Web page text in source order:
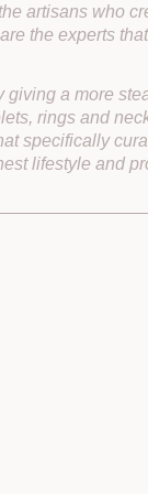
artisans who
the experts
giving a more
rings and
specifically
lifestyle and